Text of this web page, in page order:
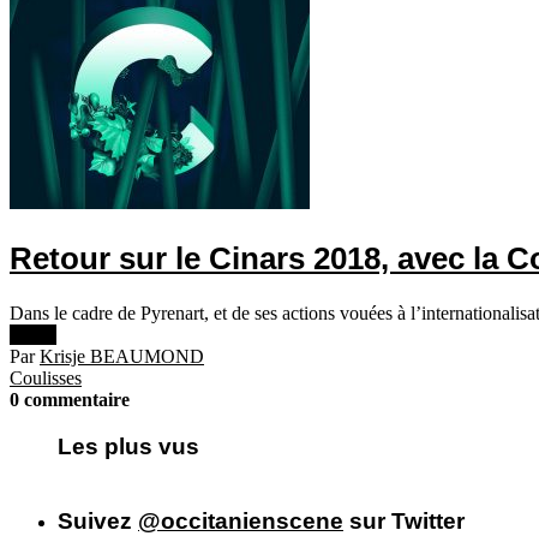
Retour sur le Cinars 2018, avec la
Dans le cadre de Pyrenart, et de ses actions vouées à
ParKrisje BEAUMOND
Coulisses
0 commentaire
Les plus vus
Suivez @occitanienscene sur Twitter